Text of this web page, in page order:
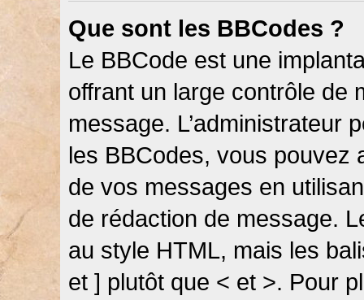
Que sont les BBCodes ?
Le BBCode est une
offrant un large contrôle de
message. L’administrateur
les BBCodes, vous pouvez
de vos messages en
de rédaction de message.
au style HTML, mais les
et ] plutôt que < et >. Pour